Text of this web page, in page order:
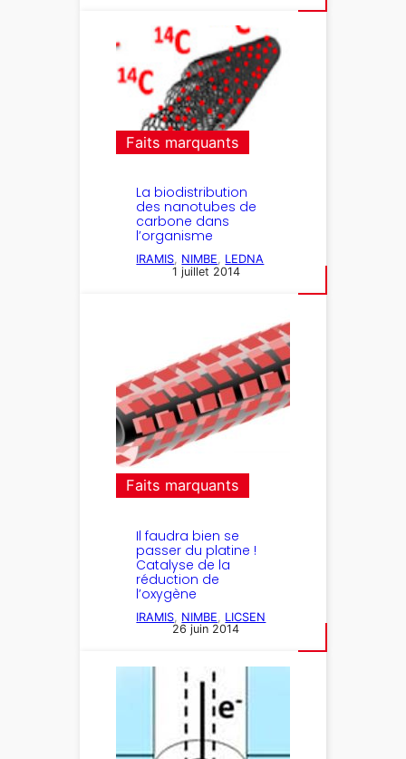
Faits marquants
La biodistribution
des nanotubes de
carbone dans
l’organisme
IRAMIS, NIMBE, LEDNA
1 juillet 2014
Faits marquants
Il faudra bien se
passer du platine !
Catalyse de la
réduction de
l’oxygène
IRAMIS NIMBE
LICSEN
26 juin 2014